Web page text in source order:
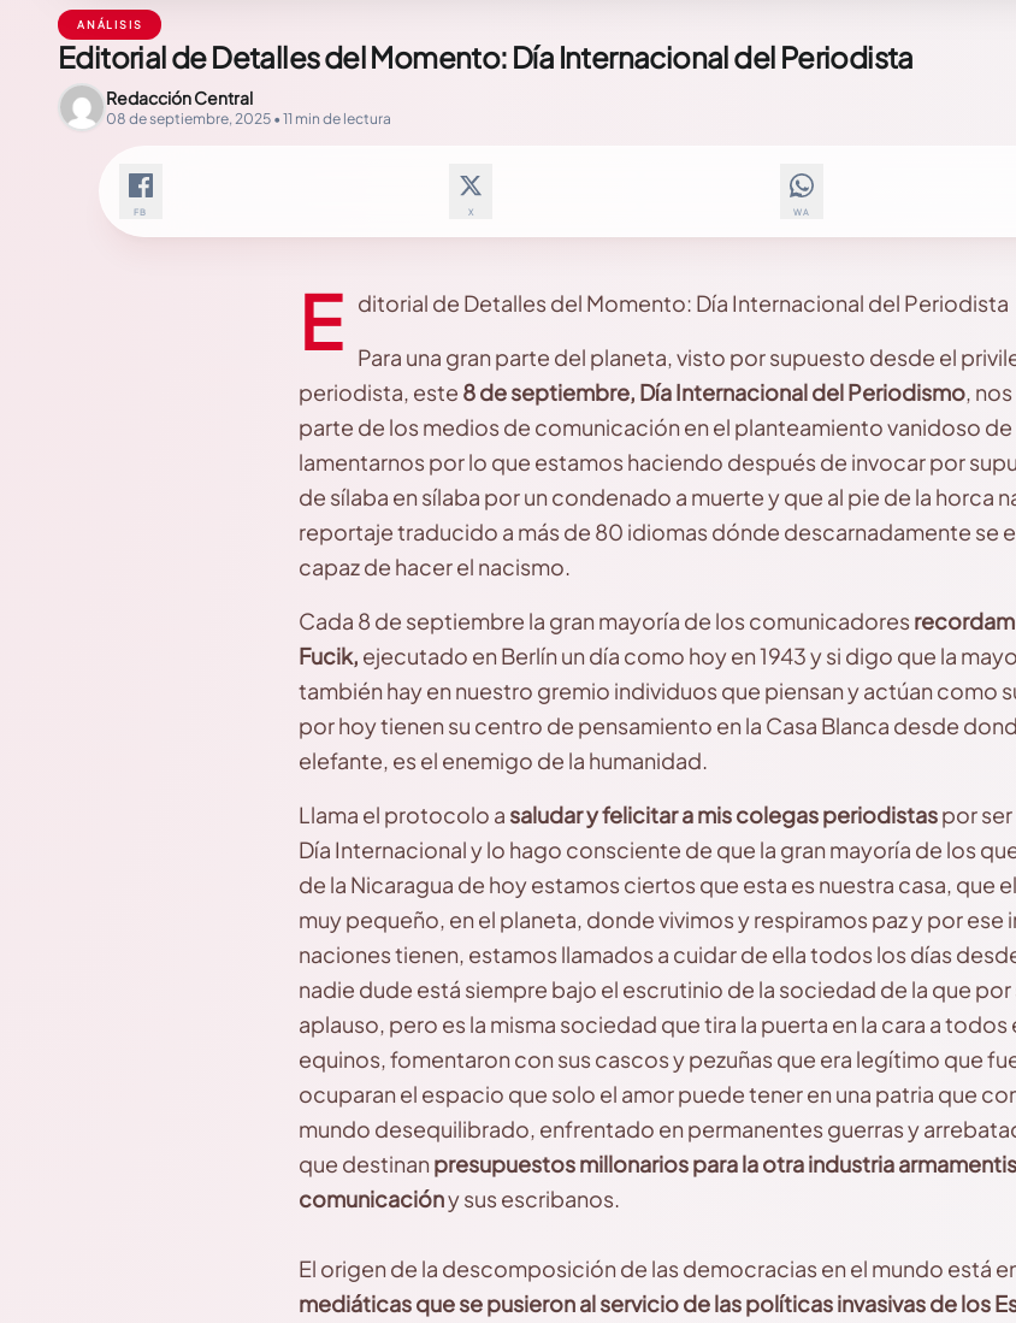
ANÁLISIS
Editorial de Detalles del Momento: Día Internacional del Periodista
Redacción Central
08 de septiembre, 2025 • 11 min de lectura
FB X WA
E ditorial de Detalles del Momento: Día Internacional del Periodista
Para una gran parte del planeta, visto por supuesto desde el
periodista, este 8 de septiembre, Día Internacional del Periodismo,
parte de los medios de comunicación en el planteamiento vanidoso
lamentarnos por lo que estamos haciendo después de invocar por
de sílaba en sílaba por un condenado a muerte y que al pie de la horca
reportaje traducido a más de 80 idiomas dónde descarnadamente se
capaz de hacer el nacismo.
Cada 8 de septiembre la gran mayoría de los comunicadores
Fucik, ejecutado en Berlín un día como hoy en 1943 y si digo que la
también hay en nuestro gremio individuos que piensan y actúan como
por hoy tienen su centro de pensamiento en la Casa Blanca desde
elefante, es el enemigo de la humanidad.
Llama el protocolo a saludar y felicitar a mis colegas periodistaspor
Día Internacional y lo hago consciente de que la gran mayoría de los
de la Nicaragua de hoy estamos ciertos que esta es nuestra casa, que
muy pequeño, en el planeta, donde vivimos y respiramos paz y por
naciones tienen, estamos llamados a cuidar de ella todos los días
nadie dude está siempre bajo el escrutinio de la sociedad de la que
aplauso, pero es la misma sociedad que tira la puerta en la cara a todos
equinos, fomentaron con sus cascos y pezuñas que era legítimo que
ocuparan el espacio que solo el amor puede tener en una patria que
mundo desequilibrado, enfrentado en permanentes guerras y
que destinanpresupuestos millonarios para la otra industria
comunicacióny sus escribanos.
El origen de la descomposición de las democracias en el mundo está
mediáticas que se pusieron al servicio de las políticas invasivas de los